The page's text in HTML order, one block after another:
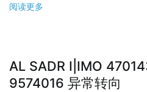
阅读更多
AL SADR I|IMO
9574016 异常转向